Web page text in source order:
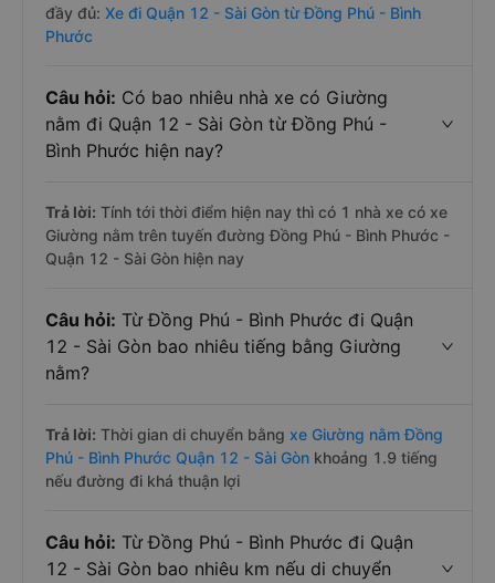
đầy đủ: Xe đi Quận 12 - Sài Gòn từ Đồng Phú - Bình
Phước
Câu hỏi: Có bao nhiêu nhà xe có Giường
nằm đi Quận 12 - Sài Gòn từ Đồng Phú -
Bình Phước hiện nay?
Trả lời: Tính tới thời điểm hiện nay thì có 1 nhà xe có xe
Giường nằm trên tuyến đường Đồng Phú - Bình Phước -
Quận 12 - Sài Gòn hiện nay
Câu hỏi: Từ Đồng Phú - Bình Phước đi Quận
12 - Sài Gòn bao nhiêu tiếng bằng Giường
nằm?
Trả lời: Thời gian di chuyển bằng xe Giường nằm Đồng
Phú - Bình Phước Quận 12 - Sài Gòn khoảng 1.9 tiếng
nếu đường đi khá thuận lợi
Câu hỏi: Từ Đồng Phú - Bình Phước đi Quận
12 - Sài Gòn bao nhiêu km nếu di chuyển